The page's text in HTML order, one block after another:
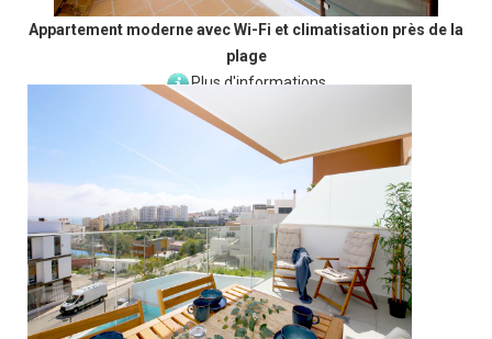
Appartement moderne avec Wi-Fi et climatisation près de la
plage
Plus d'informations